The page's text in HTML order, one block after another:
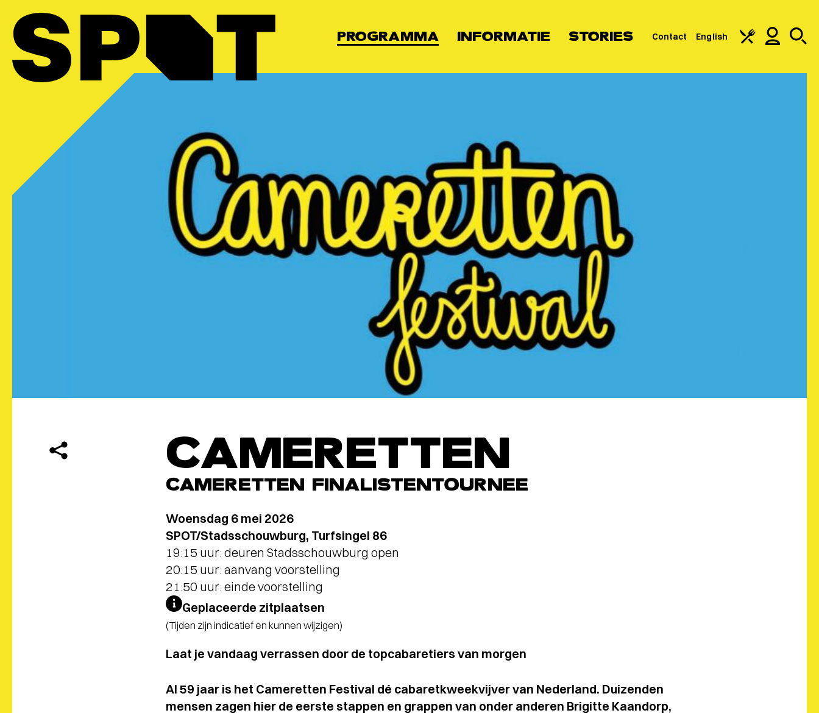
PROGRAMMA INFORMATIE STORIES Contact English
CAMERETTEN
CAMERETTEN FINALISTENTOURNEE
Woensdag 6 mei 2026
SPOT/Stadsschouwburg, Turfsingel 86
19:15 uur: deuren Stadsschouwburg open
20:15 uur: aanvang voorstelling
21:50 uur: einde voorstelling
Geplaceerde zitplaatsen
(Tijden zijn indicatief en kunnen wijzigen)
Laat je vandaag verrassen door de topcabaretiers van morgen
Al 59 jaar is het Cameretten Festival dé cabaretkweekvijver van Nederland. Duizenden
mensen zagen hier de eerste stappen en grappen van onder anderen Brigitte Kaandorp,